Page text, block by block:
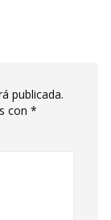
publicada.
con *